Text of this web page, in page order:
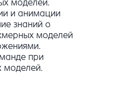
моделей.
и анимации
знаний о
моделей
при
моделей.